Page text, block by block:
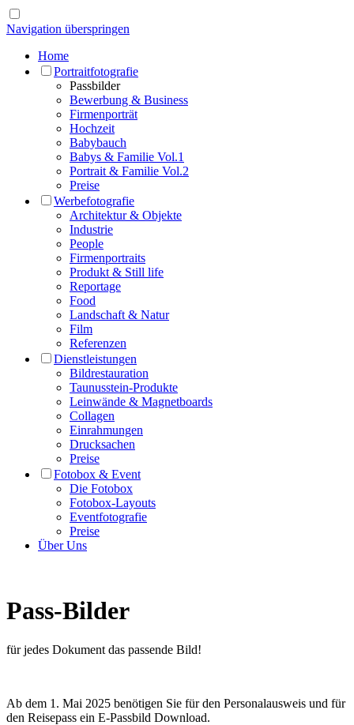
Navigation überspringen
Home
Portraitfotografie
Passbilder
Bewerbung & Business
Firmenporträt
Hochzeit
Babybauch
Babys & Familie Vol.1
Portrait & Familie Vol.2
Preise
Werbefotografie
Architektur & Objekte
Industrie
People
Firmenportraits
Produkt & Still life
Reportage
Food
Landschaft & Natur
Film
Referenzen
Dienstleistungen
Bildrestauration
Taunusstein-Produkte
Leinwände & Magnetboards
Collagen
Einrahmungen
Drucksachen
Preise
Fotobox & Event
Die Fotobox
Fotobox-Layouts
Eventfotografie
Preise
Über Uns
Pass-Bilder
für jedes Dokument das passende Bild!
Ab dem 1. Mai 2025 benötigen Sie für den Personalausweis und für
den Reisepass ein E-Passbild Download.